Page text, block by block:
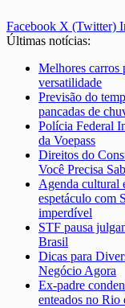
Facebook X (Twitter)
Últimas notícias:
Melhores carros
versatilidade
Previsão do
pancadas de
Polícia Federal
da Voepass
Direitos do
Você Precisa
Agenda cultural
espetáculo com
imperdível
STF pausa
Brasil
Dicas para
Negócio Agora
Ex-padre
enteados no Rio